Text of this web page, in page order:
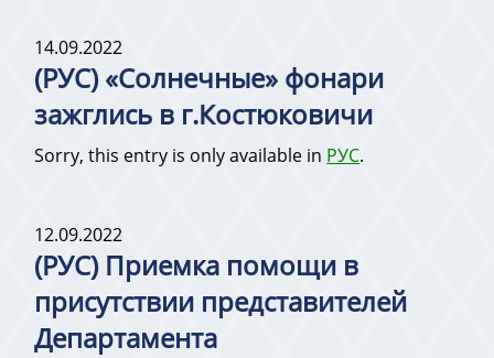
14.09.2022
(РУС) «Солнечные» фонари
зажглись в г.Костюковичи
Sorry, this entry is only available in РУС.
12.09.2022
(РУС) Приемка помощи в
присутствии представителей
Департамента